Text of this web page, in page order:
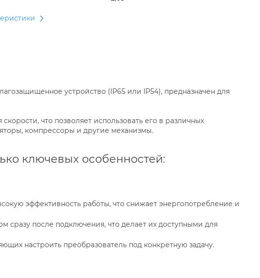
устройство (IP65 или IP54), предназначен для
что позволяет использовать его в различных
компрессоры и другие механизмы.
ключевых особенностей:
эффективность работы, что снижает энергопотребление и
сразу после подключения, что делает их доступными для
настроить преобразователь под конкретную задачу.